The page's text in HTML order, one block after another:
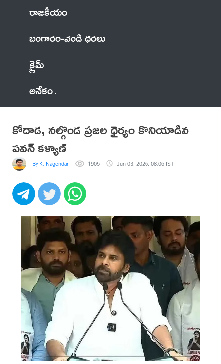
రాజకీయం
బంగారం-వెండి ధరలు
క్రైమ్
అనేకం
కోదాడ, నల్గొండ ప్రజల ధైర్యం కొనియాడిన
పవన్ కళ్యాణ్
By K. Nagendar 1905 Jun 03, 2026, 08:06 IST